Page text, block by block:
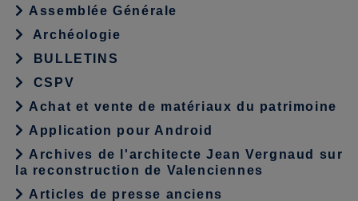
Assemblée Générale
Archéologie
BULLETINS
CSPV
Achat et vente de matériaux du patrimoine
Application pour Android
Archives de l'architecte Jean Vergnaud sur
la reconstruction de Valenciennes
Articles de presse anciens